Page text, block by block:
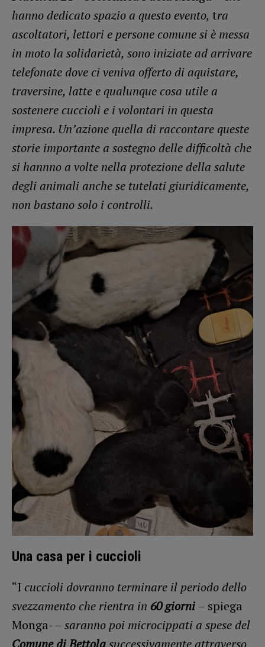
hanno dedicato spazio a questo evento, tra
ascoltatori, lettori e persone comune si è messa
in moto la solidarietà, sono iniziate ad arrivare
telefonate dove ci veniva offerto di aquistare,
traversine, latte e qualunque cosa utile a
sostenere cuccioli e i volontari in questa
impresa. Un’azione quella di raccontare queste
storie importante a sostegno delle difficoltà che
si hannno a volte nella protezione della salute
degli animali anche se tutelati giuridicamente,
non bastano solo i controlli.
Una casa per i cuccioli
“I cuccioli dovranno terminare il periodo dello
svezzamento che rientra in 60 giorni – spiega
Monga- –saranno poi microcippati a spese del
Comune di Bettolasuccessivamente attraverso